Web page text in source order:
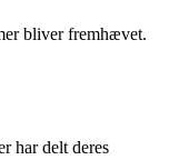
bliver fremhævet.
har delt deres